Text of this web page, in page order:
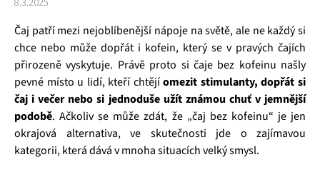
Čaj patří mezi nejoblíbenější nápoje na světě, ale ne každý si
chce nebo může dopřát i kofein, který se v pravých čajích
přirozeně vyskytuje. Právě proto si čaje bez kofeinu našly
pevné místo u lidí, kteří chtějíomezit stimulanty, dopřát si
čaj i večer nebo si jednoduše užít známou chuť v jemnější
podobě. Ačkoliv se může zdát, že „čaj bez kofeinu“ je jen
okrajová alternativa, ve skutečnosti jde o zajímavou
kategorii, která dává v mnoha situacích velký smysl.